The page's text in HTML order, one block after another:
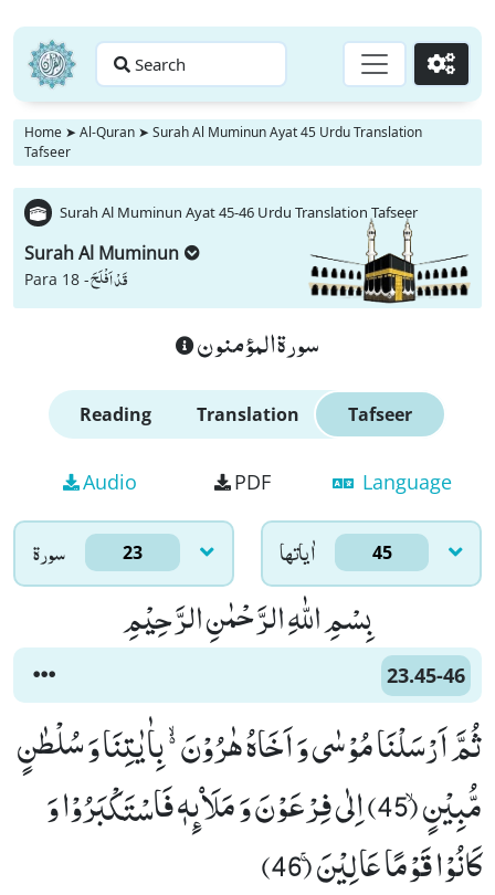
Search Go
Home ➤ Al-Quran ➤ Surah Al Muminun Ayat 45 Urdu Translation
Tafseer
Surah Al Muminun Ayat 45-46 Urdu Translation Tafseer
Surah Al Muminun
Para 18 -قَدْ اَفْلَحَ
سورة المؤمنون
Reading Translation Tafseer
Audio PDF Language
سورۃ 23 اٰياتها 45
بِسْمِ اللّٰهِ الرَّحْمٰنِ الرَّحِیْمِ
23.45-46
ثُمَّ اَرْسَلْنَا مُوْسٰى وَ اَخَاهُ هٰرُوْنَ ﳔ بِاٰیٰتِنَا وَ سُلْطٰنٍ
مُّبِیْنٍۙ (45) اِلٰى فِرْعَوْنَ وَ مَلَاۡىٕهٖ فَاسْتَكْبَرُوْا وَ
كَانُوْا قَوْمًا عَالِیْنَۚ (46)